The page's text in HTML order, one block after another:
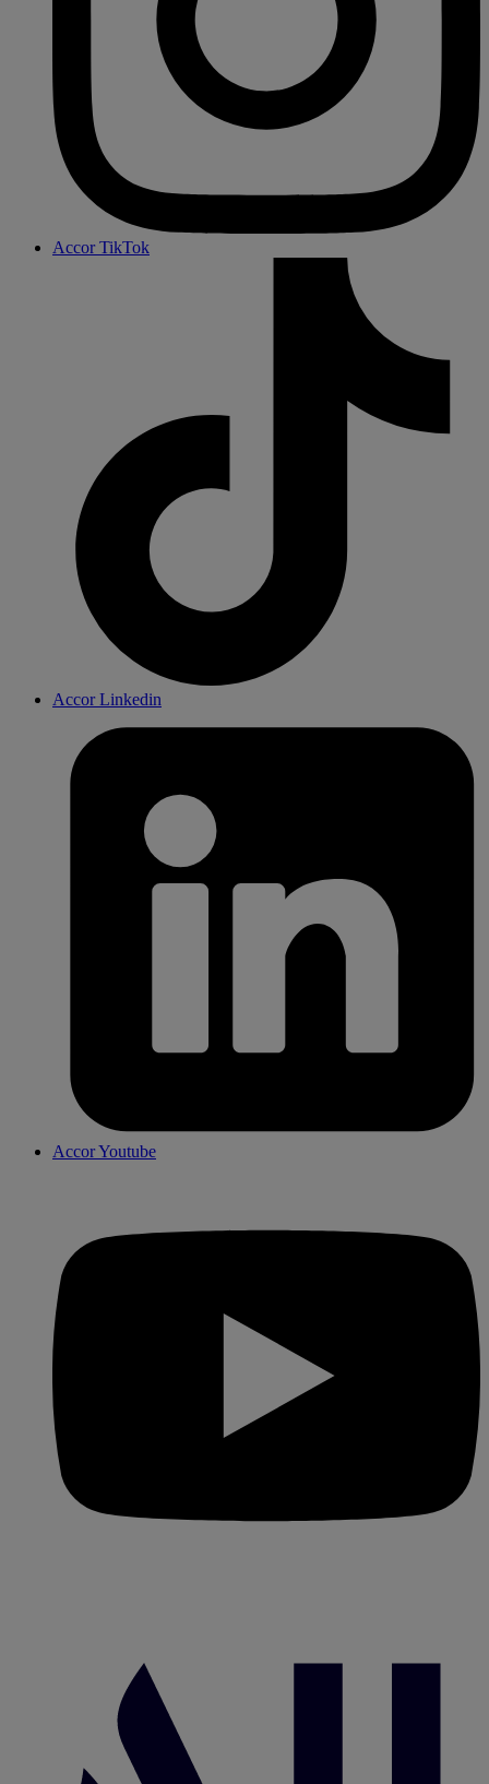
Accor TikTok
Accor Linkedin
Accor Youtube